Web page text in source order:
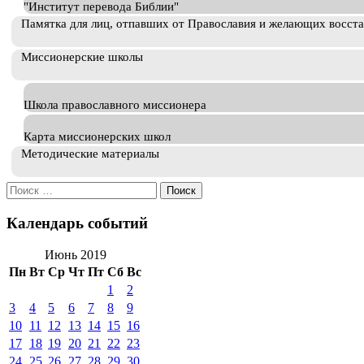
"Институт перевода Библии"
Памятка для лиц, отпавших от Православия и желающих
Миссионерские школы
Школа православного миссионера
Карта миссионерских школ
Методические материалы
Искать:
Календарь событий
Июнь 2019
Пн Вт Ср Чт Пт Сб Вс
1
2
3
4 5 6 7 8
9
10 11 12 13 14 15 16
17 18 19 20 21 22 23
24 25 26 27 28 29 30